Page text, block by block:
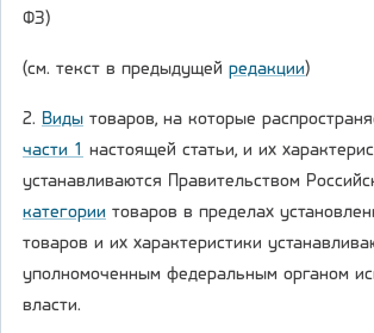
ФЗ)
(см. текст в предыдущей редакции)
2. Виды товаров, на которые
части 1 настоящей статьи, и их
устанавливаются Правительством
категории товаров в пределах
товаров и их характеристики
уполномоченным федеральным органом
власти.